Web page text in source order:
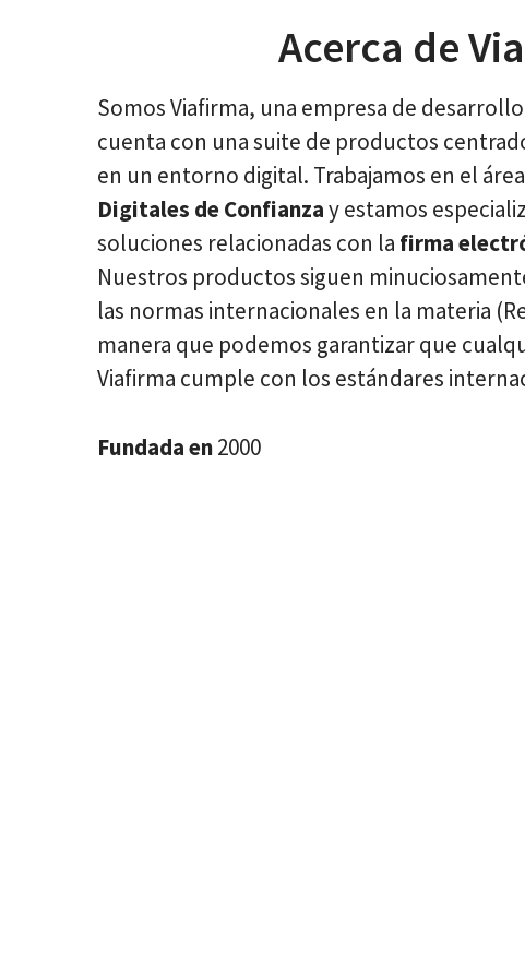
Acerca de
Somos Viafirma, una empresa de
cuenta con una suite de productos
en un entorno digital. Trabajamos en el
Digitales de Confianzay estamos
soluciones relacionadas con la firma
Nuestros productos siguen
las normas internacionales en la materia
manera que podemos garantizar que
Viafirma cumple con los estándares
Fundada en2000